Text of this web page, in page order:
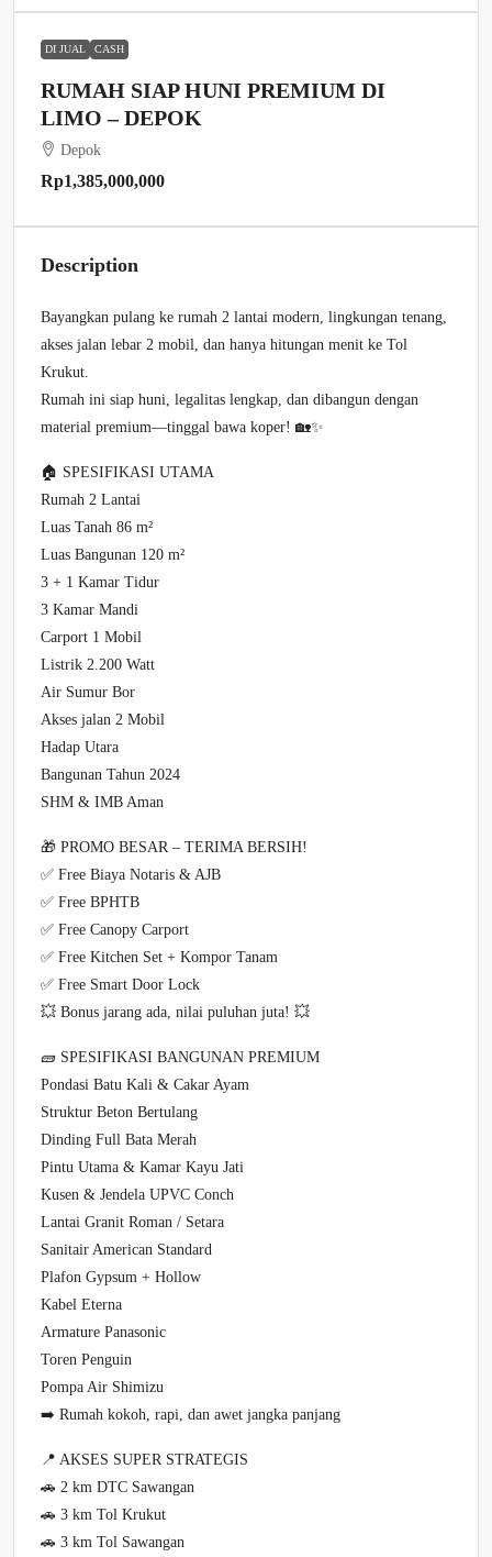
DI JUAL CASH
RUMAH SIAP HUNI PREMIUM DI
LIMO – DEPOK
Depok
Rp1,385,000,000
Description
Bayangkan pulang ke rumah 2 lantai modern, lingkungan tenang,
akses jalan lebar 2 mobil, dan hanya hitungan menit ke Tol
Krukut.
Rumah ini siap huni, legalitas lengkap, dan dibangun dengan
material premium—tinggal bawa koper! 🏡✨
🏠 SPESIFIKASI UTAMA
Rumah 2 Lantai
Luas Tanah 86 m²
Luas Bangunan 120 m²
3 + 1 Kamar Tidur
3 Kamar Mandi
Carport 1 Mobil
Listrik 2.200 Watt
Air Sumur Bor
Akses jalan 2 Mobil
Hadap Utara
Bangunan Tahun 2024
SHM & IMB Aman
🎁 PROMO BESAR – TERIMA BERSIH!
✅ Free Biaya Notaris & AJB
✅ Free BPHTB
✅ Free Canopy Carport
✅ Free Kitchen Set + Kompor Tanam
✅ Free Smart Door Lock
💥 Bonus jarang ada, nilai puluhan juta! 💥
🧱 SPESIFIKASI BANGUNAN PREMIUM
Pondasi Batu Kali & Cakar Ayam
Struktur Beton Bertulang
Dinding Full Bata Merah
Pintu Utama & Kamar Kayu Jati
Kusen & Jendela UPVC Conch
Lantai Granit Roman / Setara
Sanitair American Standard
Plafon Gypsum + Hollow
Kabel Eterna
Armature Panasonic
Toren Penguin
Pompa Air Shimizu
➡️ Rumah kokoh, rapi, dan awet jangka panjang
📍 AKSES SUPER STRATEGIS
🚗 2 km DTC Sawangan
🚗 3 km Tol Krukut
🚗 3 km Tol Sawangan